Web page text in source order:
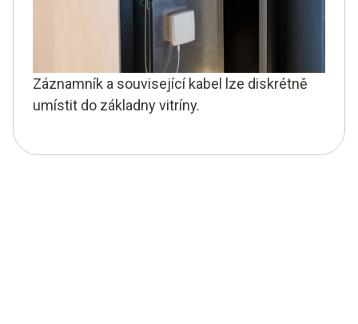
Záznamník a související kabel lze diskrétně
umístit do základny vitríny.